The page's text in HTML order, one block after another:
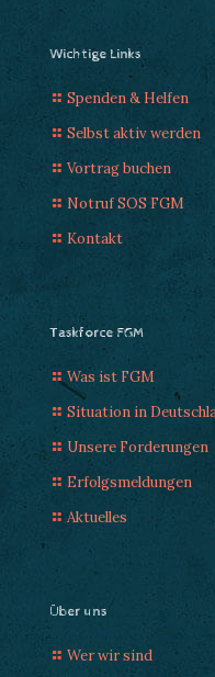
Wichtige Links
Spenden & Helfen
Selbst aktiv werden
Vortrag buchen
Notruf SOS FGM
Kontakt
Taskforce FGM
Was ist FGM
Situation in
Unsere Forderungen
Erfolgsmeldungen
Aktuelles
Über uns
Wer wir sind